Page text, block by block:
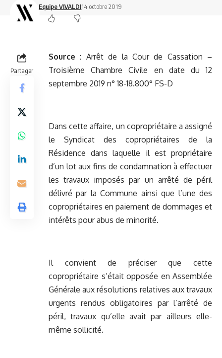
Equipe VIVALDI14 octobre 2019
Partager
Source: Arrêt de la Cour de Cassation –
Troisième Chambre Civile en date du 12
septembre 2019 n° 18-18.800° FS-D
Dans cette affaire, un copropriétaire a assigné
le Syndicat des copropriétaires de la
Résidence dans laquelle il est propriétaire
d’un lot aux fins de condamnation à effectuer
les travaux imposés par un arrêté de péril
délivré par la Commune ainsi que l’une des
copropriétaires en paiement de dommages et
intérêts pour abus de minorité.
Il convient de préciser que cette
copropriétaire s’était opposée en Assemblée
Générale aux résolutions relatives aux travaux
urgents rendus obligatoires par l’arrêté de
péril, travaux qu’elle avait par ailleurs elle-
même sollicité.